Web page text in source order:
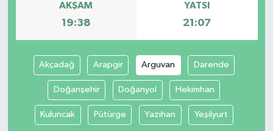
AKŞAM
19:38
YATSI
21:07
Akçadağ Arapgir Arguvan Darende
Doğanşehir Doğanyol Hekimhan
Kuluncak Pütürge Yazıhan Yeşilyurt